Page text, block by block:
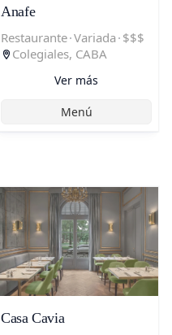
Anafe
Restaurante·Variada · $$$
Colegiales, CABA
Ver más
Menú
Casa Cavia